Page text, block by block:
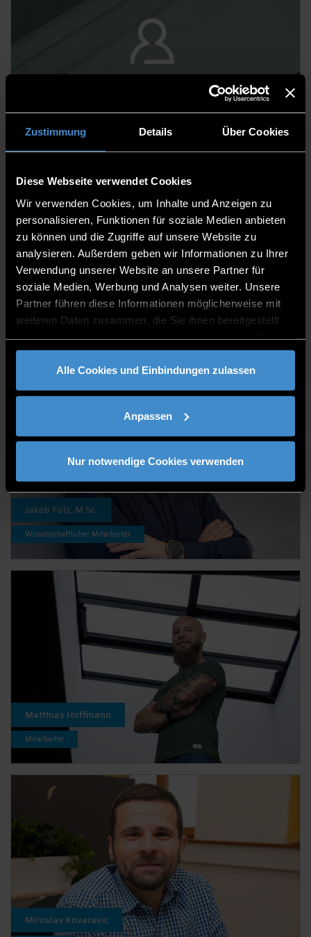
Zustimmung Details Über Cookies
Diese Webseite verwendet Cookies
Wir verwenden Cookies, um Inhalte und Anzeigen zu
personalisieren, Funktionen für soziale Medien anbieten
zu können und die Zugriffe auf unsere Website zu
analysieren. Außerdem geben wir Informationen zu Ihrer
Verwendung unserer Website an unsere Partner für
soziale Medien, Werbung und Analysen weiter. Unsere
Partner führen diese Informationen möglicherweise mit
weiteren Daten zusammen, die Sie ihnen bereitgestellt
gesammelt haben.
Alle Cookies und Einbindungen zulassen
Anpassen
Nur notwendige Cookies verwenden
Melanie Engelbrecht, M.Eng. / B.Sc.
Jakob Folz, M.Sc.
Wissenschaftlicher Mitarbeiter
Matthias Hoffmann
Mitarbeiter
Miroslav Kovacevic